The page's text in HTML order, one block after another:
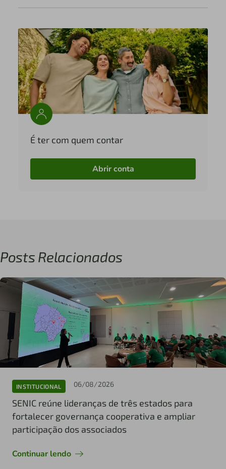
É ter com quem contar
Abrir conta
Posts Relacionados
INSTITUCIONAL 06/08/2026
SENIC reúne lideranças de três estados para
fortalecer governança cooperativa e ampliar
participação dos associados
Continuar lendo